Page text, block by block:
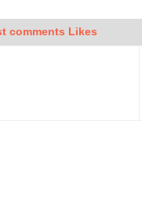
comments Likes